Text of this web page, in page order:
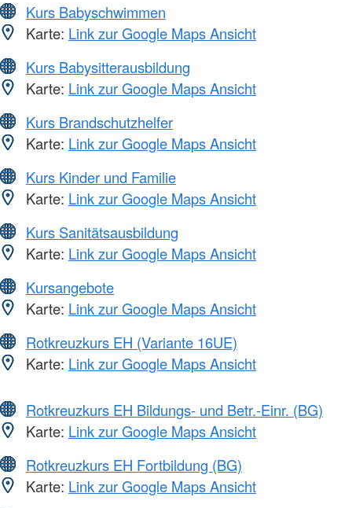
Kurs Babyschwimmen
Karte: Link zur Google Maps Ansicht
Kurs Babysitterausbildung
Karte: Link zur Google Maps Ansicht
Kurs Brandschutzhelfer
Karte: Link zur Google Maps Ansicht
Kurs Kinder und Familie
Karte: Link zur Google Maps Ansicht
Kurs Sanitätsausbildung
Karte: Link zur Google Maps Ansicht
Kursangebote
Karte: Link zur Google Maps Ansicht
Rotkreuzkurs EH (Variante 16UE)
Karte: Link zur Google Maps Ansicht
Rotkreuzkurs EH Bildungs- und Betr.-Einr. (BG)
Karte: Link zur Google Maps Ansicht
Rotkreuzkurs EH Fortbildung (BG)
Karte: Link zur Google Maps Ansicht